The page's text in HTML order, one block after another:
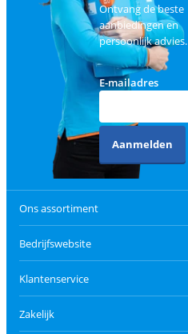
Ontvang de beste
aanbiedingen en
persoonlijk advies.
E-mailadres
Aanmelden
Ons assortiment
Bedrijfswebsite
Klantenservice
Zakelijk